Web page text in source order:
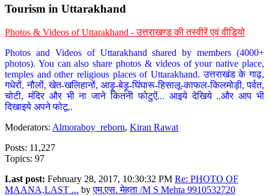
Tourism in Uttarakhand
Photos & Videos of Uttarakhand - उत्तराखण्ड की तस्वीरें एवं वीडियो
Photos and Videos of Uttarakhand shared by members (4000+
photos). You can also share photos & videos of your native place,
temples and other religious places of Uttarakhand. उत्तराखंड के गाढ़,
गधेरों, नौलों, खेत-खलिहानों, आड़ू-बेड़ू-घिंघारू-हिसालू-काफल-किलमोड़ी, पर्वत,
चोटी, मंदिर और भी ना जाने कितनी फोटुऐं... आइये देखिये ..और आप भी
दिखाइये अपने फोटू..
Moderators: Almoraboy_reborn, Kiran Rawat
Posts: 11,227
Topics: 97
Last post: February 28, 2017, 10:30:32 PM Re: PHOTO OF
MAANA,LAST ... byएम.एस. मेहता /M S Mehta 9910532720